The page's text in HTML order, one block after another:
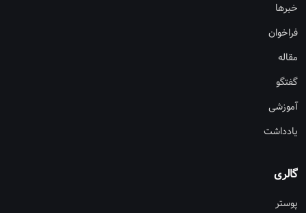
خبرها
فراخوان
مقاله
گفتگو
آموزشی
یادداشت
گالری
پوستر